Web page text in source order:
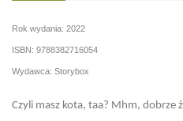
Rok wydania: 2022
ISBN: 9788382716054
Wydawca: Storybox
Czyli masz kota, taa? Mhm, dobrze